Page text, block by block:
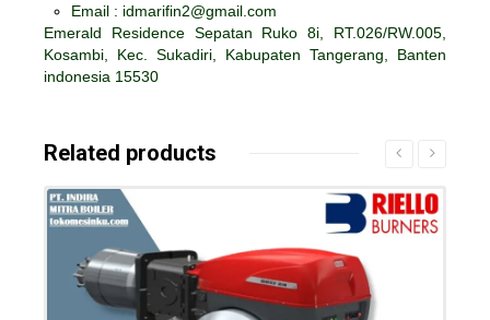
Email : idmarifin2@gmail.com
Emerald Residence Sepatan Ruko 8i, RT.026/RW.005,
Kosambi, Kec. Sukadiri, Kabupaten Tangerang, Banten
indonesia 15530
Related products